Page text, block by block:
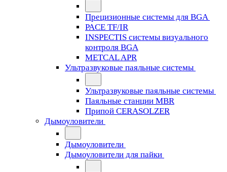
Прецизионные системы для BGA
PACE TF/IR
INSPECTIS системы визуального
контроля BGA
METCAL APR
Ультразвуковые паяльные системы
Ультразвуковые паяльные системы
Паяльные станции MBR
Припой CERASOLZER
Дымоуловители
Дымоуловители
Дымоуловители для пайки